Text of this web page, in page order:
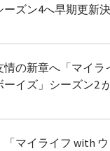
ーズン4へ早期更新
情の新章へ「マイラ
ーイズ」シーズン2
「マイライフ with